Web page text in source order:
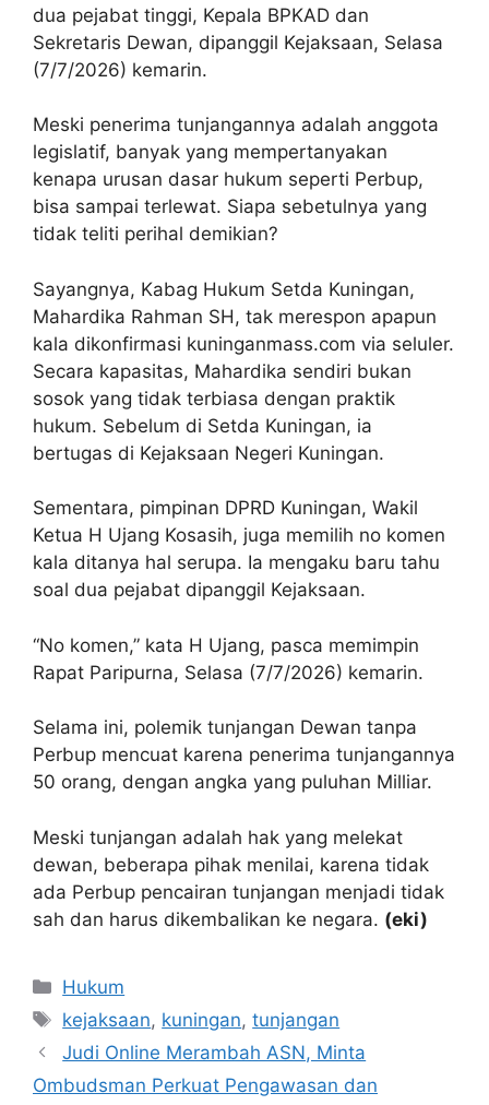
dua pejabat tinggi, Kepala BPKAD dan
Sekretaris Dewan, dipanggil Kejaksaan, Selasa
(7/7/2026) kemarin.
Meski penerima tunjangannya adalah anggota
legislatif, banyak yang mempertanyakan
kenapa urusan dasar hukum seperti Perbup,
bisa sampai terlewat. Siapa sebetulnya yang
tidak teliti perihal demikian?
Sayangnya, Kabag Hukum Setda Kuningan,
Mahardika Rahman SH, tak merespon apapun
kala dikonfirmasi kuninganmass.com via seluler.
Secara kapasitas, Mahardika sendiri bukan
sosok yang tidak terbiasa dengan praktik
hukum. Sebelum di Setda Kuningan, ia
bertugas di Kejaksaan Negeri Kuningan.
Sementara, pimpinan DPRD Kuningan, Wakil
Ketua H Ujang Kosasih, juga memilih no komen
kala ditanya hal serupa. Ia mengaku baru tahu
soal dua pejabat dipanggil Kejaksaan.
“No komen,” kata H Ujang, pasca memimpin
Rapat Paripurna, Selasa (7/7/2026) kemarin.
Selama ini, polemik tunjangan Dewan tanpa
Perbup mencuat karena penerima tunjangannya
50 orang, dengan angka yang puluhan Milliar.
Meski tunjangan adalah hak yang melekat
dewan, beberapa pihak menilai, karena tidak
ada Perbup pencairan tunjangan menjadi tidak
sah dan harus dikembalikan ke negara. (eki)
Kategori
Hukum
Tag
kejaksaan, kuningan,tunjangan
Judi Online Merambah ASN, Minta
Ombudsman Perkuat Pengawasan dan